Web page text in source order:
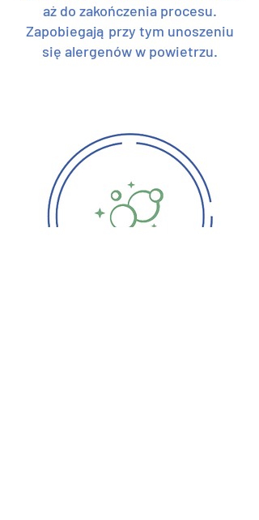
aż do zakończenia procesu.
Zapobiegają przy tym unoszeniu
się alergenów w powietrzu.